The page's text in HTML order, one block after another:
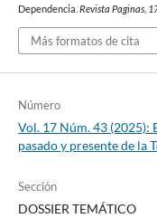
Dependencia. Revista Paginas,
Más formatos de cita
Número
Vol. 17 Núm. 43 (2025):
pasado y presente de la
Sección
DOSSIER TEMÁTICO